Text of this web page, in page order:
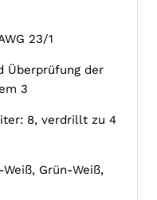
23/1
Überprüfung der
3
8, verdrillt zu 4
Grün-Weiß,